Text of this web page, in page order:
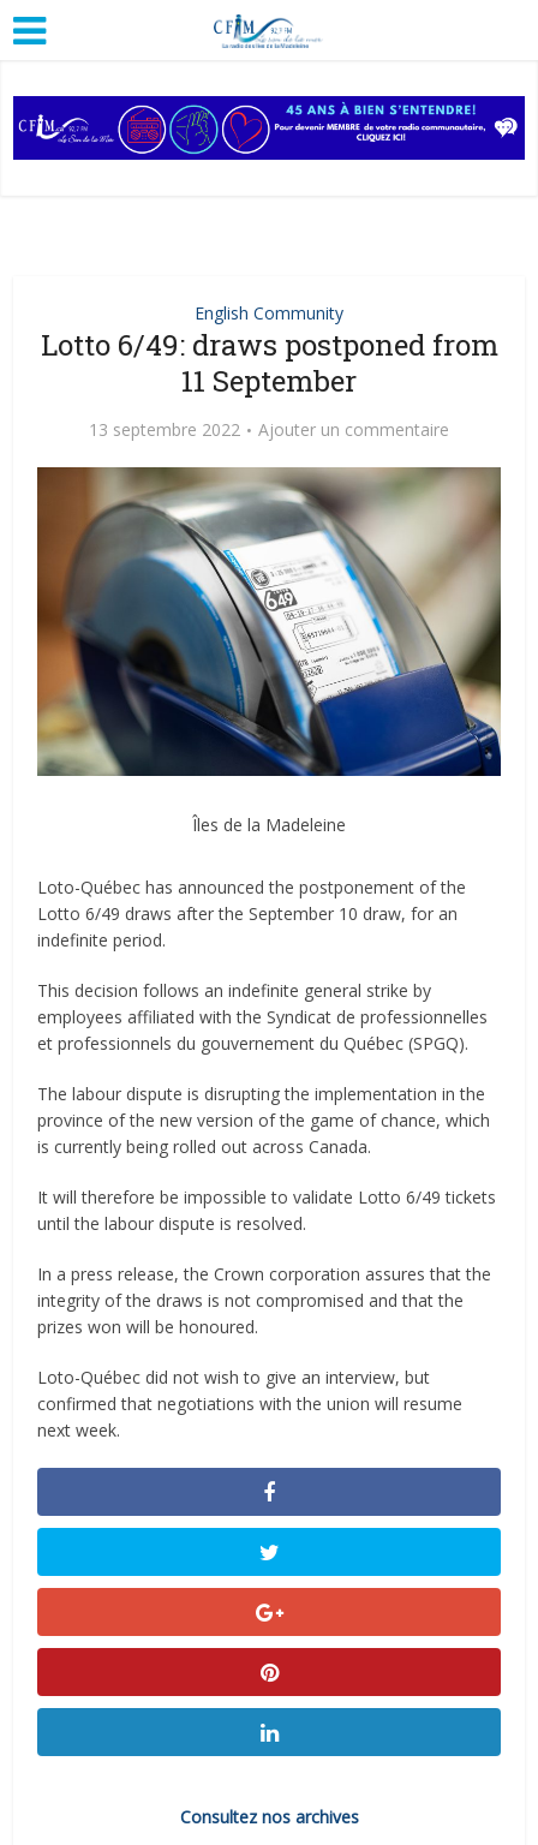
English Community
Lotto 6/49: draws postponed from
11 September
13 septembre 2022 Ajouter un commentaire
Îles de la Madeleine
Loto-Québec has announced the postponement of the
Lotto 6/49 draws after the September 10 draw, for an
indefinite period.
This decision follows an indefinite general strike by
employees affiliated with the Syndicat de professionnelles
et professionnels du gouvernement du Québec (SPGQ).
The labour dispute is disrupting the implementation in the
province of the new version of the game of chance, which
is currently being rolled out across Canada.
It will therefore be impossible to validate Lotto 6/49 tickets
until the labour dispute is resolved.
In a press release, the Crown corporation assures that the
integrity of the draws is not compromised and that the
prizes won will be honoured.
Loto-Québec did not wish to give an interview, but
confirmed that negotiations with the union will resume
next week.
Consultez nos archives